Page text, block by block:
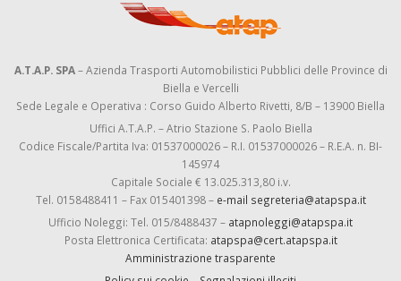
A.T.A.P. SPA– Azienda Trasporti Automobilistici Pubblici delle Province di
Biella e Vercelli
Sede Legale e Operativa : Corso Guido Alberto Rivetti, 8/B – 13900 Biella
Uffici A.T.A.P. – Atrio Stazione S. Paolo Biella
Codice Fiscale/Partita Iva: 01537000026 – R.I. 01537000026 – R.E.A. n. BI-
145974
Capitale Sociale € 13.025.313,80 i.v.
Tel. 0158488411 – Fax 015401398 – e-mail segreteria@atapspa.it
Ufficio Noleggi: Tel. 015/8488437 – atapnoleggi@atapspa.it
Posta Elettronica Certificata: atapspa@cert.atapspa.it
Amministrazione trasparente